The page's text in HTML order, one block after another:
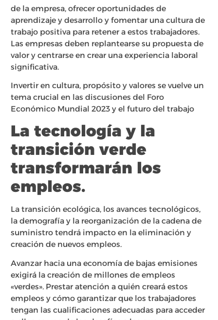
de la empresa, ofrecer oportunidades de
aprendizaje y desarrollo y fomentar una cultura de
trabajo positiva para retener a estos trabajadores.
Las empresas deben replantearse su propuesta de
valor y centrarse en crear una experiencia laboral
significativa.
Invertir en cultura, propósito y valores se vuelve un
tema crucial en las discusiones del Foro
Económico Mundial 2023 y el futuro del trabajo
La tecnología y la
transición verde
transformarán los
empleos.
La transición ecológica, los avances tecnológicos,
la demografía y la reorganización de la cadena de
suministro tendrá impacto en la eliminación y
creación de nuevos empleos.
Avanzar hacia una economía de bajas emisiones
exigirá la creación de millones de empleos
«verdes». Prestar atención a quién creará estos
empleos y cómo garantizar que los trabajadores
tengan las cualificaciones adecuadas para acceder